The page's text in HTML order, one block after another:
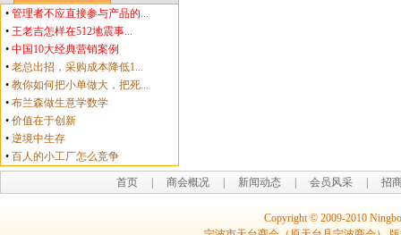
• 管理者不应直接参与产品的...
• 王老吉怎样在512地震事...
• 中国10大经典营销案例
• 老总出招，采购成本降低1...
• 教你如何把小单做大，把死...
• 布兰森做生意学数学
• 价值在于创新
• 逆境中生存
• 百人的小工厂怎么竞争
首页 商会概况 新闻动态 会员风采 招
Copyright © 2009-2010